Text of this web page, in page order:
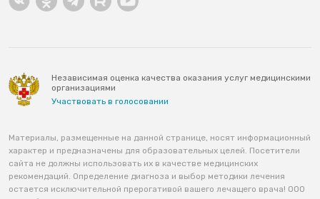
Материалы, размещенные на данной странице, носят информационный
характер и предназначены для образовательных целей. Посетители
сайта не должны использовать их в качестве медицинских
рекомендаций. Определение диагноза и выбор методики лечения
остается исключительной прерогативой вашего лечащего врача! ООО
Независимая оценка качества оказания услуг медицинскими
организациями
Участвовать в голосовании